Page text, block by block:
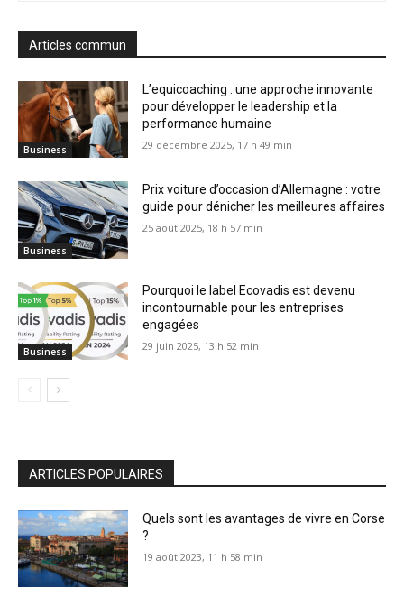
Articles commun
Business
L’equicoaching : une approche innovante
pour développer le leadership et la
performance humaine
29 décembre 2025, 17 h 49 min
Business
Prix voiture d’occasion d’Allemagne : votre
guide pour dénicher les meilleures affaires
25 août 2025, 18 h 57 min
Business
Pourquoi le label Ecovadis est devenu
incontournable pour les entreprises
engagées
29 juin 2025, 13 h 52 min
ARTICLES POPULAIRES
Quels sont les avantages de vivre en Corse
?
19 août 2023, 11 h 58 min